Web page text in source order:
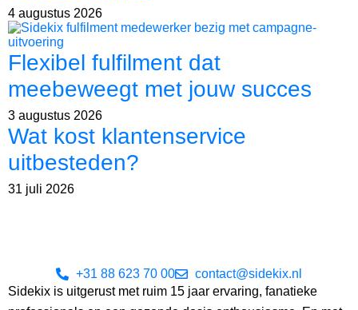
4 augustus 2026
Flexibel fulfilment dat
meebeweegt met jouw succes
3 augustus 2026
Wat kost klantenservice
uitbesteden?
31 juli 2026
+31 88 623 70 00
contact@sidekix.nl
Sidekix is uitgerust met ruim 15 jaar ervaring, fanatieke